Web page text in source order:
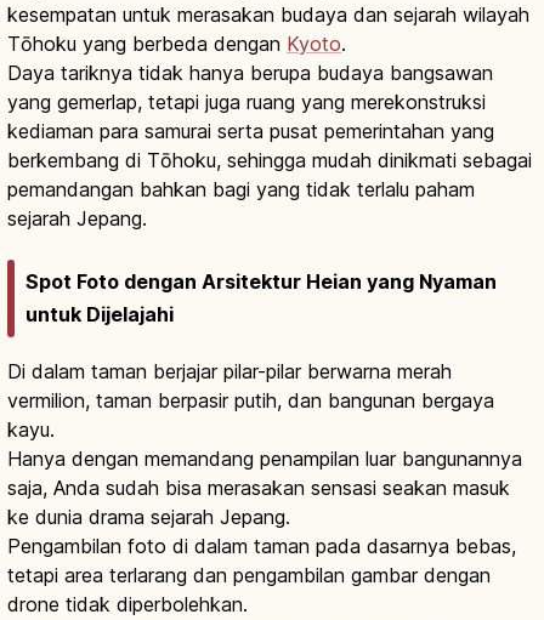
kesempatan untuk merasakan budaya dan sejarah wilayah
Tōhoku yang berbeda dengan Kyoto.
Daya tariknya tidak hanya berupa budaya bangsawan
yang gemerlap, tetapi juga ruang yang merekonstruksi
kediaman para samurai serta pusat pemerintahan yang
berkembang di Tōhoku, sehingga mudah dinikmati sebagai
pemandangan bahkan bagi yang tidak terlalu paham
sejarah Jepang.
Spot Foto dengan Arsitektur Heian yang Nyaman
untuk Dijelajahi
Di dalam taman berjajar pilar-pilar berwarna merah
vermilion, taman berpasir putih, dan bangunan bergaya
kayu.
Hanya dengan memandang penampilan luar bangunannya
saja, Anda sudah bisa merasakan sensasi seakan masuk
ke dunia drama sejarah Jepang.
Pengambilan foto di dalam taman pada dasarnya bebas,
tetapi area terlarang dan pengambilan gambar dengan
drone tidak diperbolehkan.